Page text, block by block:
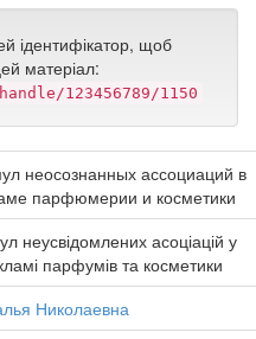
ідентифікатор, щоб
матеріал:
123456789/1150
неосознанных ассоциаций в
парфюмерии и косметики
неусвідомлених асоціацій у
парфумів та косметики
Николаевна